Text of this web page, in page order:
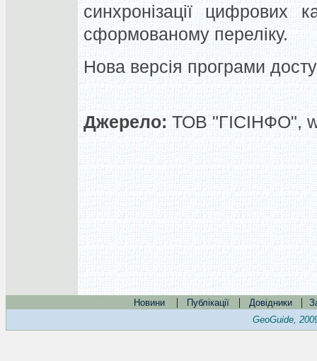
синхронізації цифрових
сформованому переліку.
Нова версія програми
Джерело: ТОВ "ГІСІНФО",
Новини | Публікації | Довідники |
GeoGuide,